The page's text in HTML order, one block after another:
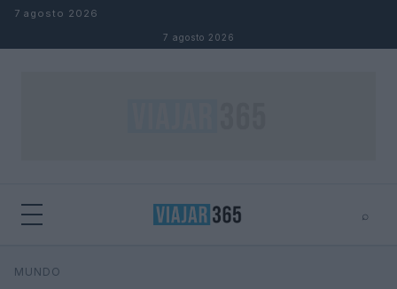
Saltar al contenido
7 agosto 2026
7 agosto 2026
⌕
Buscar
MUNDO